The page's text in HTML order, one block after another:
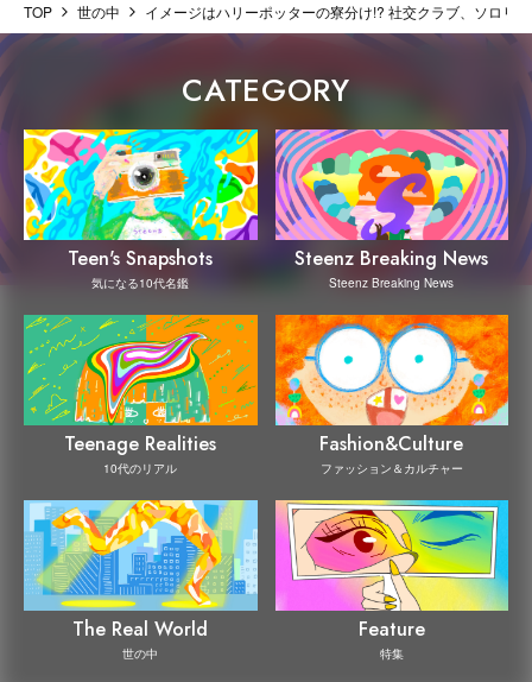
TOP 世の中 イメージはハリーポッターの寮分け!? 社交クラブ、ソロリ
CATEGORY
Teen's Snapshots
気になる10代名鑑
Steenz Breaking News
Steenz Breaking News
Teenage Realities
10代のリアル
Fashion&Culture
ファッション＆カルチャー
The Real World
世の中
Feature
特集